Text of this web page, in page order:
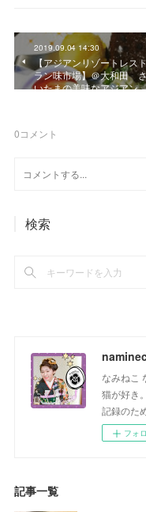
2019.09.04 14:30
【アジアンリゾートレス
ラン味市場】＠大和田
いたまの美味なアジアン
0コメント
検索
なみねこ
猫が好き
記録のた
フォ
記事一覧